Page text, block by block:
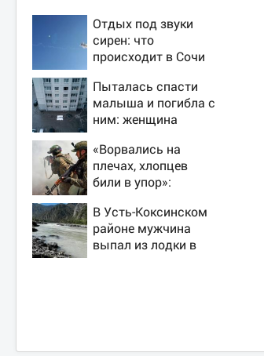
Отдых под звуки
сирен: что
происходит в Сочи
массированных
атак беспилотников
Пыталась спасти
малыша и погибла с
ним: женщина
насмерть на глазах
у детей 06/08/2026
– Новости
«Ворвались на
плечах, хлопцев
били в упор»:
Дружковка стала
могильником для
«птах Мадьяра»
В Усть-Коксинском
районе мужчина
выпал из лодки в